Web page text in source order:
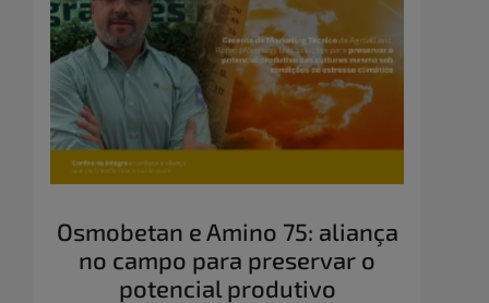
Osmobetan e Amino 75: aliança
no campo para preservar o
potencial produtivo